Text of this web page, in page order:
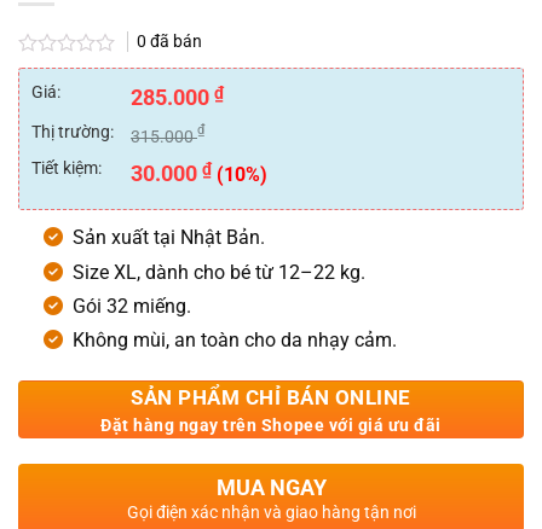
Được
xếp
hạng
0
5
sao
0 đã bán
Giá: 285.000 ₫
Thị trường:
315.000₫
Tiết kiệm: 30.000 ₫ (10%)
Sản xuất tại Nhật Bản.
Size XL, dành cho bé từ 12–22 kg.
Gói 32 miếng.
Không mùi, an toàn cho da nhạy cảm.
SẢN PHẨM CHỈ BÁN ONLINE
Đặt hàng ngay trên Shopee với giá ưu đãi
MUA NGAY
Gọi điện xác nhận và giao hàng tận nơi